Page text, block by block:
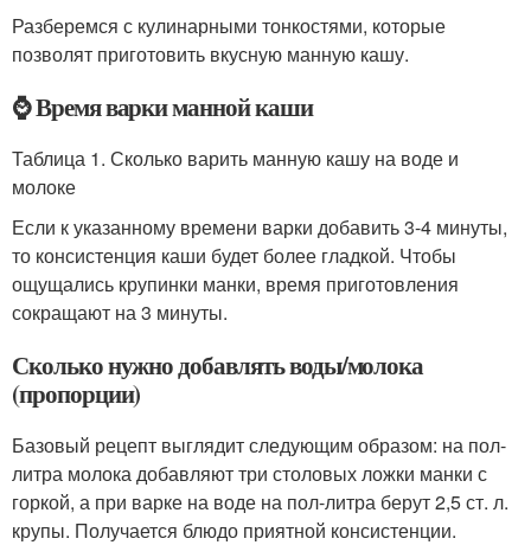
Разберемся с кулинарными тонкостями, которые
позволят приготовить вкусную манную кашу.
⌚ Время варки манной каши
Таблица 1. Сколько варить манную кашу на воде и
молоке
Если к указанному времени варки добавить 3-4 минуты,
то консистенция каши будет более гладкой. Чтобы
ощущались крупинки манки, время приготовления
сокращают на 3 минуты.
Сколько нужно добавлять воды/молока
(пропорции)
Базовый рецепт выглядит следующим образом: на пол-
литра молока добавляют три столовых ложки манки с
горкой, а при варке на воде на пол-литра берут 2,5 ст. л.
крупы. Получается блюдо приятной консистенции.